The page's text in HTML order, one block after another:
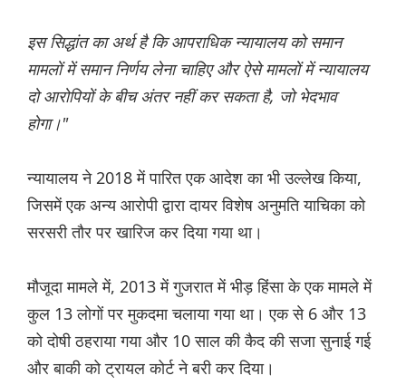
इस सिद्धांत का अर्थ है कि आपराधिक न्यायालय को समान
मामलों में समान निर्णय लेना चाहिए और ऐसे मामलों में न्यायालय
दो आरोपियों के बीच अंतर नहीं कर सकता है, जो भेदभाव
होगा।"
न्यायालय ने 2018 में पारित एक आदेश का भी उल्‍लेख किया,
जिसमें एक अन्य आरोपी द्वारा दायर विशेष अनुमति याचिका को
सरसरी तौर पर खारिज कर दिया गया था।
मौजूदा मामले में, 2013 में गुजरात में भीड़ हिंसा के एक मामले में
कुल 13 लोगों पर मुकदमा चलाया गया था। एक से 6 और 13
को दोषी ठहराया गया और 10 साल की कैद की सजा सुनाई गई
और बाकी को ट्रायल कोर्ट ने बरी कर दिया।